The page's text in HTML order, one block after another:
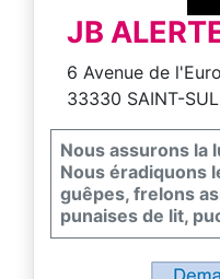
JB
6 Avenue de
33330 SAINT-
Nous assurons la
Nous éradiquons
guêpes, frelons
punaises de lit,